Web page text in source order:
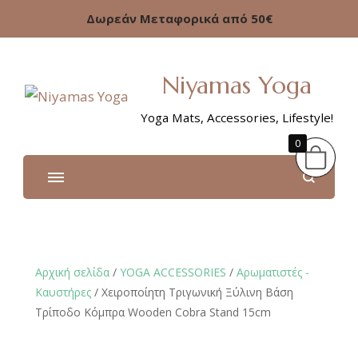
Δωρεάν Μεταφορικά από 50€
Niyamas Yoga
Yoga Mats, Accessories, Lifestyle!
Αρχική σελίδα / YOGA ACCESSORIES / Αρωματιστές -
Καυστήρες / Xειροποίητη Τριγωνική Ξύλινη Βάση
Τρίποδο Κόμπρα Wooden Cobra Stand 15cm
0